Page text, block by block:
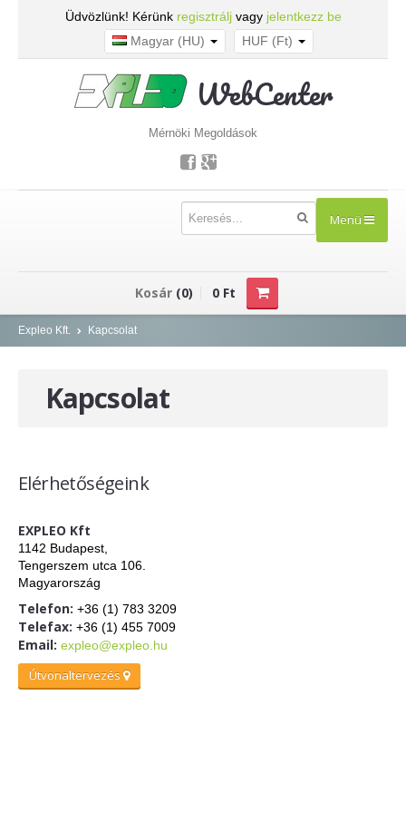
Üdvözlünk! Kérünk regisztráljvagy jelentkezz be
Magyar (HU)
HUF (Ft)
WebCenter
Mérnöki Megoldások
Menü
Kisfeszültség - NOARK
Áram-védőkapcsolók
Kombinált ÁVK
Inst. kapcsolók
Inst. kontaktorok
Inst. relék
Impulzus relék
Inst. jelzőlámpák
Lépcsőházi aut.
Kapcsolóórák
Alkonykapcsolók
Kosár (0) 0 Ft
Expleo Kft. Kapcsolat
Kapcsolat
Elérhetőségeink
EXPLEO Kft
1142 Budapest,
Tengerszem utca 106.
Magyarország
Telefon: +36 (1) 783 3209
Telefax: +36 (1) 455 7009
Email: expleo@expleo.hu
Útvonaltervezés